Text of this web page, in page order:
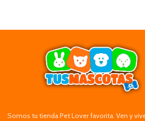
Somos tu tienda Pet Lover favorita. Ven y